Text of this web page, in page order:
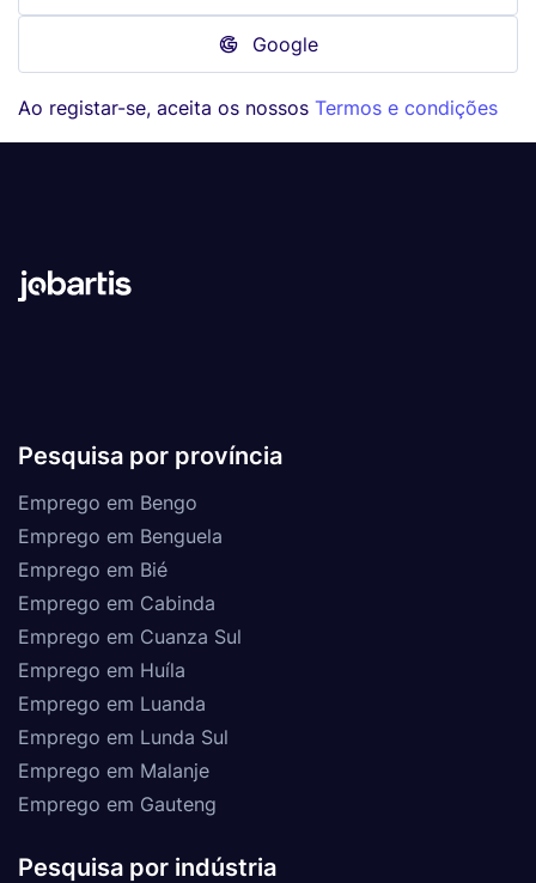
Google
Ao registar-se, aceita os nossos Termos e condições
Pesquisa por província
Emprego em Bengo
Emprego em Benguela
Emprego em Bié
Emprego em Cabinda
Emprego em Cuanza Sul
Emprego em Huíla
Emprego em Luanda
Emprego em Lunda Sul
Emprego em Malanje
Emprego em Gauteng
Pesquisa por indústria